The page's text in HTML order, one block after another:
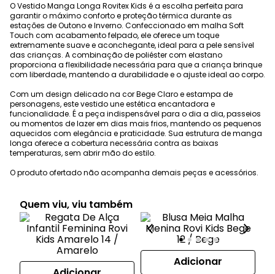
O Vestido Manga Longa Rovitex Kids é a escolha perfeita para
garantir o máximo conforto e proteção térmica durante as
estações de Outono e Inverno. Confeccionado em malha Soft
Touch com acabamento felpado, ele oferece um toque
extremamente suave e aconchegante, ideal para a pele sensível
das crianças. A combinação de poliéster com elastano
proporciona a flexibilidade necessária para que a criança brinque
com liberdade, mantendo a durabilidade e o ajuste ideal ao corpo.
Com um design delicado na cor Bege Claro e estampa de
personagens, este vestido une estética encantadora e
funcionalidade. É a peça indispensável para o dia a dia, passeios
ou momentos de lazer em dias mais frios, mantendo os pequenos
aquecidos com elegância e praticidade. Sua estrutura de manga
longa oferece a cobertura necessária contra as baixas
temperaturas, sem abrir mão do estilo.
O produto ofertado não acompanha demais peças e acessórios.
Quem viu, viu também
Adicionar